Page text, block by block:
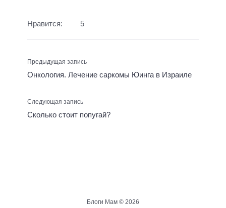
Нравится: 5
Предыдущая запись
Онкология. Лечение саркомы Юинга в Израиле
Следующая запись
Сколько стоит попугай?
Блоги Мам © 2026